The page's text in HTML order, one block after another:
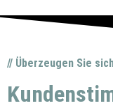
// Überzeugen Sie